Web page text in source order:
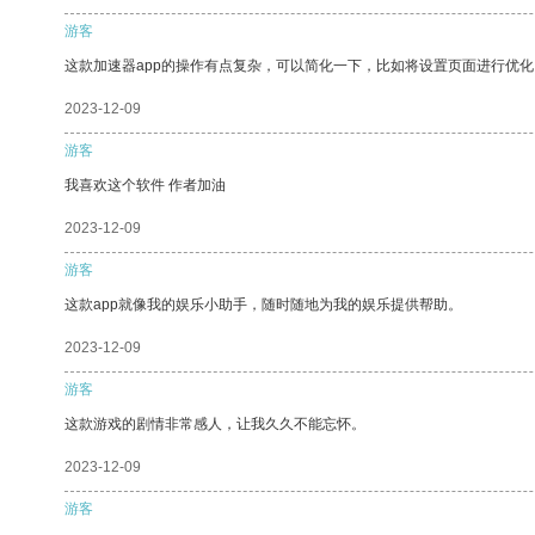
游客
这款加速器app的操作有点复杂，可以简化一下，比如将设置页面进行优
2023-12-09
游客
我喜欢这个软件 作者加油
2023-12-09
游客
这款app就像我的娱乐小助手，随时随地为我的娱乐提供帮助。
2023-12-09
游客
这款游戏的剧情非常感人，让我久久不能忘怀。
2023-12-09
游客